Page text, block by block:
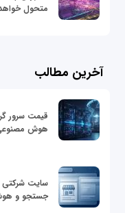
متحول
آخرین مطالب
هوش
سایت شرکتی
جستجو و